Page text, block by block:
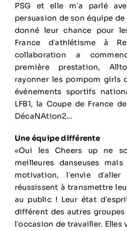
PSG et elle mʼa parlé
persuasion de son équipe
donné leur chance pour
France dʼathlétisme à
collaboration a
première prestation,
rayonner les pompom girls
événements sportifs
LFB1, la Coupe de France
DécaNAtion2…
Une équipe différente
«Oui les Cheers up ne
meilleures danseuses
motivation, lʼenvie
réussissent à transmettre
au public ! Leur état
différent des autres groupes
lʼoccasion de travailler.